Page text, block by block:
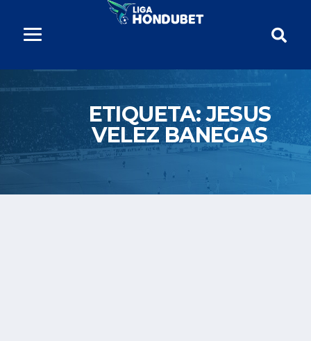
ETIQUETA:JESUS
VELEZ BANEGAS